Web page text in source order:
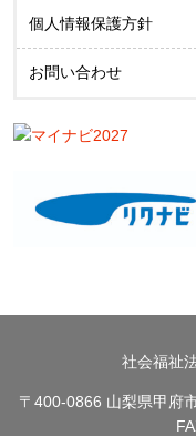
個人情報保護方針
お問い合わせ
社会福祉
〒400-0866 山梨県甲